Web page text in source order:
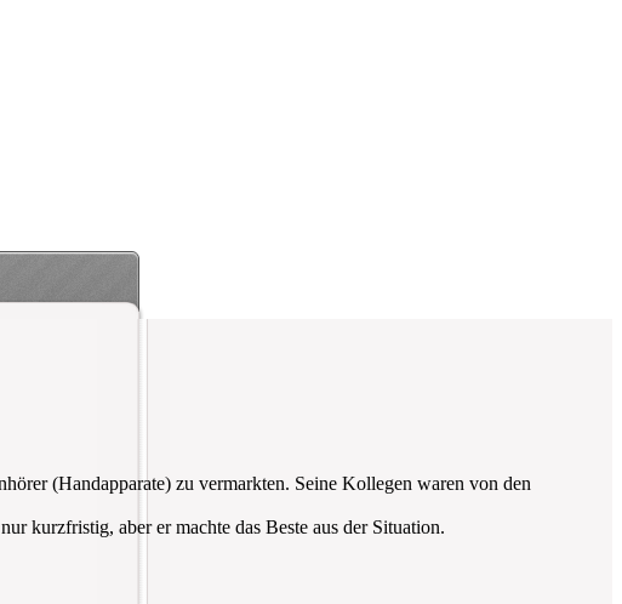
(Handapparate) zu vermarkten. Seine Kollegen waren von den
kurzfristig, aber er machte das Beste aus der Situation.